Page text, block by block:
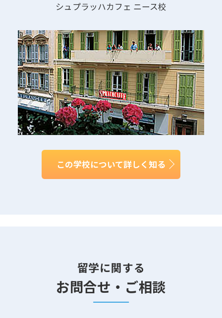
シュプラッハカフェ ニース校
この学校について詳しく知る
留学に関する
お問合せ・ご相談